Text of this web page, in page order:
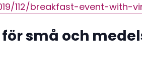
112/breakfast-event-with-
små och